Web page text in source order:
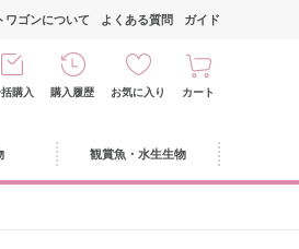
ワゴンについて よくある質問 ガイド
購入 購入履歴 お気に入り カート
観賞魚・水生生物